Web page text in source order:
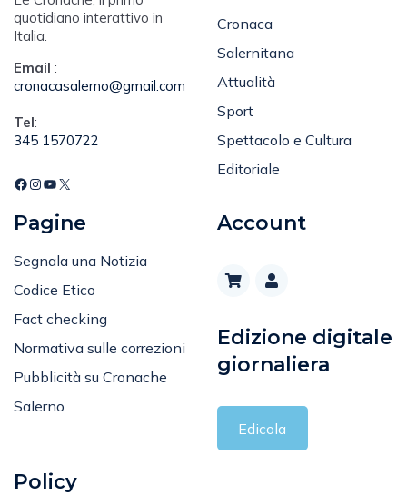
Italia.
cronacasalerno@gmail.com
345 1570722
Cronaca
Salernitana
Attualità
Sport
Spettacolo e Cultura
Editoriale
Codice Etico
Fact checking
Normativa sulle correzioni
Pubblicità su Cronache
Salerno
giornaliera
Edicola